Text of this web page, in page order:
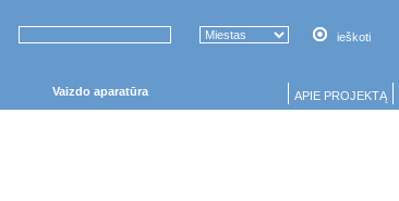
ieškoti
Vaizdo aparatūra APIE PROJEKTĄ